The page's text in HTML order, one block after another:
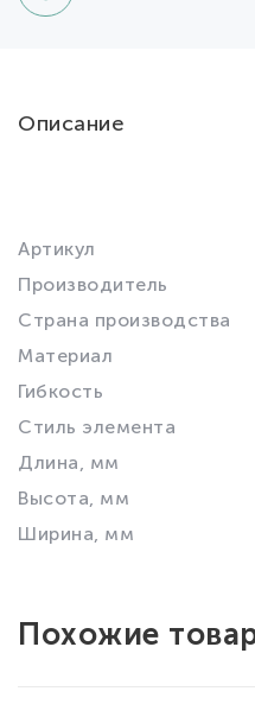
Описание
Артикул
Производитель
Страна производства
Материал
Гибкость
Стиль элемента
Длина, мм
Высота, мм
Ширина, мм
Похожие